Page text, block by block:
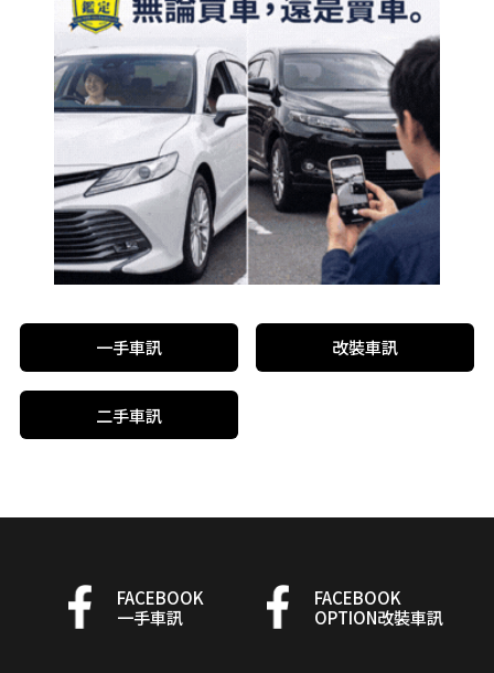
一手車訊 改裝車訊
二手車訊
FACEBOOK
一手車訊
FACEBOOK
OPTION改裝車訊